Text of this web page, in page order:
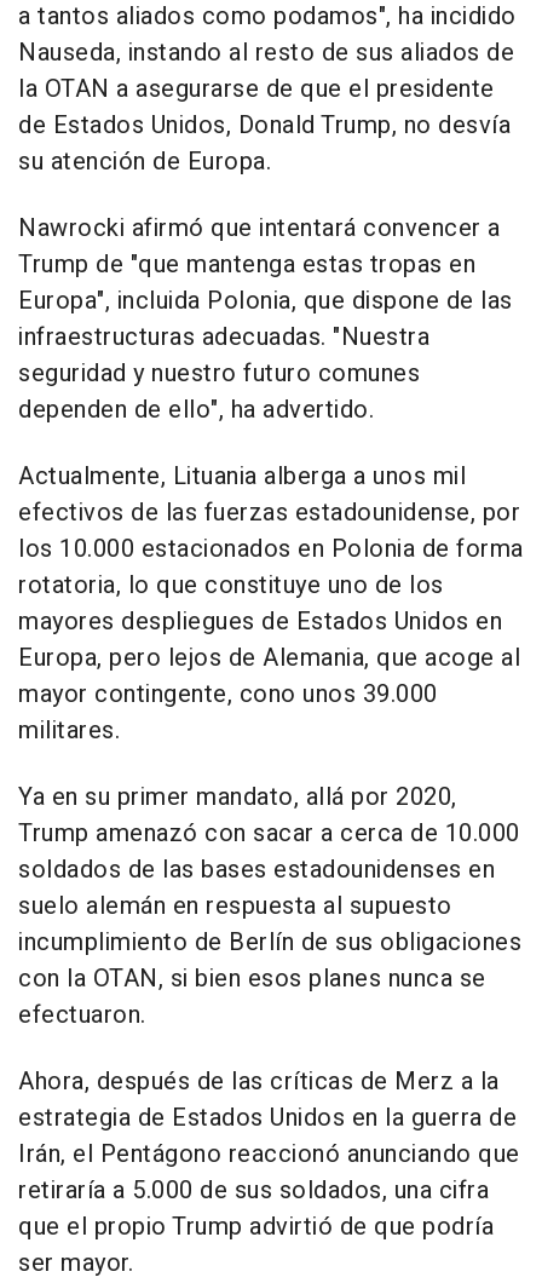
a tantos aliados como podamos", ha incidido
Nauseda, instando al resto de sus aliados de
la OTAN a asegurarse de que el presidente
de Estados Unidos, Donald Trump, no desvía
su atención de Europa.
Nawrocki afirmó que intentará convencer a
Trump de "que mantenga estas tropas en
Europa", incluida Polonia, que dispone de las
infraestructuras adecuadas. "Nuestra
seguridad y nuestro futuro comunes
dependen de ello", ha advertido.
Actualmente, Lituania alberga a unos mil
efectivos de las fuerzas estadounidense, por
los 10.000 estacionados en Polonia de forma
rotatoria, lo que constituye uno de los
mayores despliegues de Estados Unidos en
Europa, pero lejos de Alemania, que acoge al
mayor contingente, cono unos 39.000
militares.
Ya en su primer mandato, allá por 2020,
Trump amenazó con sacar a cerca de 10.000
soldados de las bases estadounidenses en
suelo alemán en respuesta al supuesto
incumplimiento de Berlín de sus obligaciones
con la OTAN, si bien esos planes nunca se
efectuaron.
Ahora, después de las críticas de Merz a la
estrategia de Estados Unidos en la guerra de
Irán, el Pentágono reaccionó anunciando que
retiraría a 5.000 de sus soldados, una cifra
que el propio Trump advirtió de que podría
ser mayor.